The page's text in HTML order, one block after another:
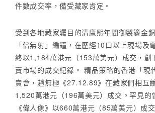
件數成交率，備受藏家肯定。
受到各地藏家矚目的清康熙年間御製鎏金
「倍無射」編鐘，在歷經10口以上現場及
終以1,184萬港元（153萬美元）成交，創
賣市場的成交紀錄。 精品策略的香港「現
賣會，趙無極《27.12.89》在藏家們相互
1,520萬港元（196萬美元）成交。罕見的
《偉人像》以660萬港元（85萬美元）成